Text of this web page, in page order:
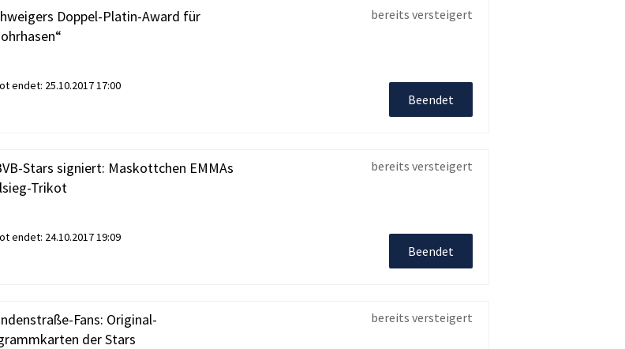
Doppel-Platin-Award für
bereits versteigert
endet: 25.10.2017 17:00
Beendet
Stars signiert: Maskottchen EMMAs
Trikot
bereits versteigert
endet: 24.10.2017 19:09
Beendet
Fans: Original-
der Stars
bereits versteigert